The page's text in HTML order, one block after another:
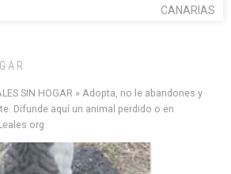
CANARIAS
SIN HOGAR » Adopta, no le abandones y
Difunde aquí un animal perdido o en